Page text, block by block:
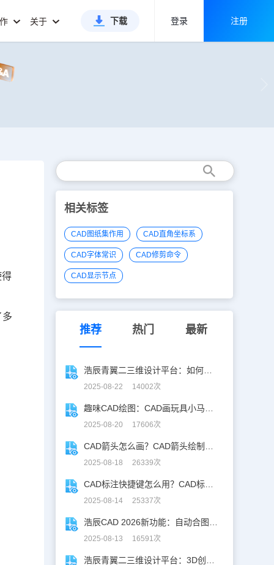
关于 下载 登录 注册
得
多
相关标签
CAD图纸集作用 CAD直角坐标系
CAD字体常识 CAD修剪命令
CAD显示节点
推荐 热门 最新
2025-08-22 14002次
2025-08-20 17606次
2025-08-18 26339次
2025-08-14 25337次
2025-08-13 16591次